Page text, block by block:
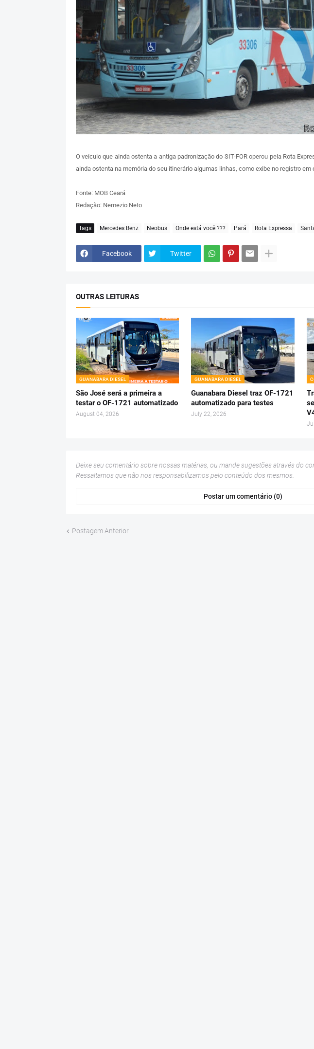
O veículo que ainda ostenta a antiga padronização do SIT-FOR operou pela Rota
ainda ostenta na memória do seu itinerário algumas linhas, como exibe no registro em
Fonte: MOB Ceará
Redação: Nemezio Neto
Tags Mercedes Benz Neobus Onde está você ??? Pará Rota Expressa
Facebook Twitter
OUTRAS LEITURAS
GUANABARA DIESEL
São José será a primeira a
testar o OF-1721 automatizado
August 04, 2026
GUANABARA DIESEL
Guanabara Diesel traz OF-1721
automatizado para testes
July 22, 2026
Deixe seu comentário sobre nossas matérias, ou mande sugestões através do
Ressaltamos que não nos responsabilizamos pelo conteúdo dos mesmos.
Postar um comentário (0)
Postagem Anterior